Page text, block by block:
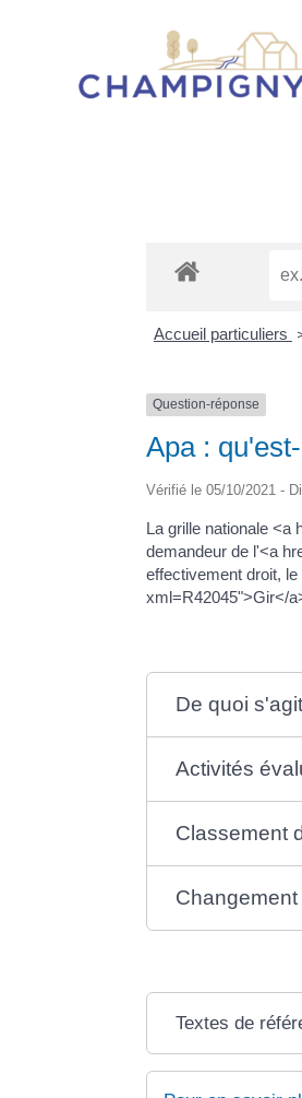
Accueil particuliers
Question-réponse
Apa :
Vérifié le 05/10/2021 -
La grille nationale <a
demandeur de l'<a
effectivement droit,
xml=R42045">Gir</
De quoi
Activités
Classement
Changement
Textes de